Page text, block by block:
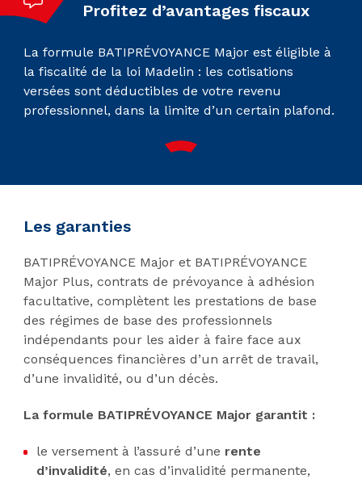
Profitez d’avantages fiscaux
La formule BATIPRÉVOYANCE Major est éligible à
la fiscalité de la loi Madelin : les cotisations
versées sont déductibles de votre revenu
professionnel, dans la limite d’un certain plafond.
Les garanties
BATIPRÉVOYANCE Major et BATIPRÉVOYANCE
Major Plus, contrats de prévoyance à adhésion
facultative, complètent les prestations de base
des régimes de base des professionnels
indépendants pour les aider à faire face aux
conséquences financières d’un arrêt de travail,
d’une invalidité, ou d’un décès.
La formule BATIPRÉVOYANCE Major garantit :
le versement à l’assuré d’une rente
d’invalidité, en cas d’invalidité permanente,